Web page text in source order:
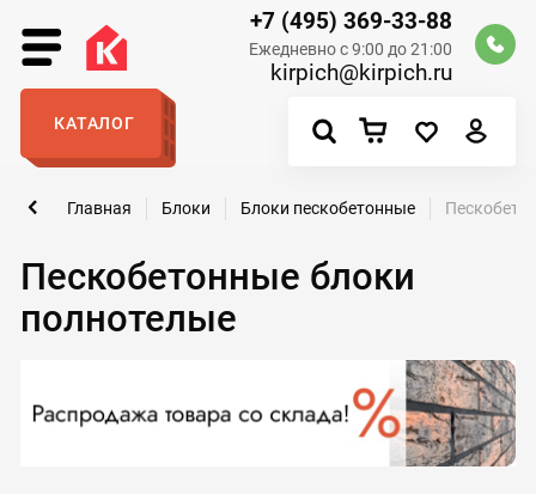
+7 (495) 369-33-88
Ежедневно с 9:00 до 21:00
kirpich@kirpich.ru
КАТАЛОГ
Пескобетонные блоки
полнотелые
Главная Блоки Блоки пескобетонные